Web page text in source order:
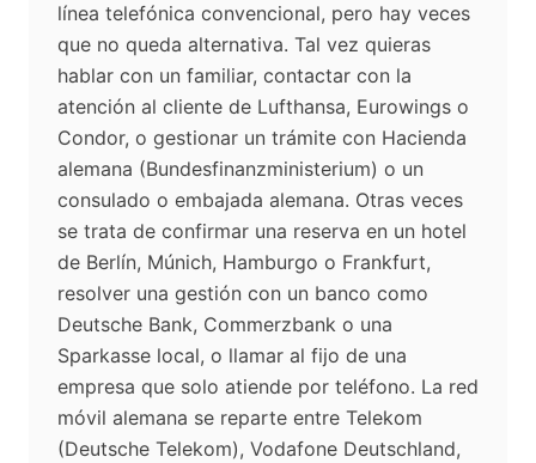
línea telefónica convencional, pero hay veces
que no queda alternativa. Tal vez quieras
hablar con un familiar, contactar con la
atención al cliente de Lufthansa, Eurowings o
Condor, o gestionar un trámite con Hacienda
alemana (Bundesfinanzministerium) o un
consulado o embajada alemana. Otras veces
se trata de confirmar una reserva en un hotel
de Berlín, Múnich, Hamburgo o Frankfurt,
resolver una gestión con un banco como
Deutsche Bank, Commerzbank o una
Sparkasse local, o llamar al fijo de una
empresa que solo atiende por teléfono. La red
móvil alemana se reparte entre Telekom
(Deutsche Telekom), Vodafone Deutschland,